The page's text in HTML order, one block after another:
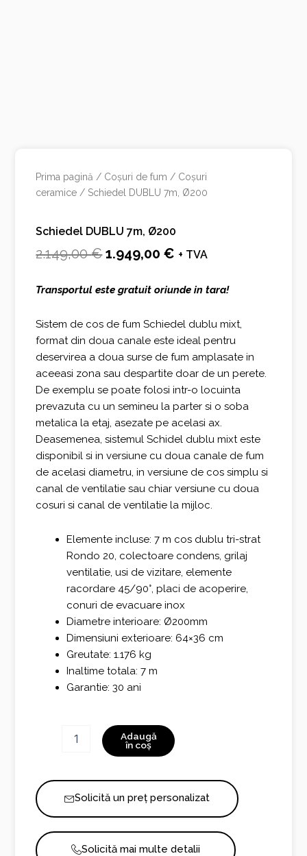
Prima pagină / Coșuri de fum / Coșuri
ceramice / Schiedel DUBLU 7m, Ø200
Schiedel DUBLU 7m, Ø200
2.149,00€Prețul
a
fost:
2.149,00 €.
1.949,00€ Prețul
este:
1.949,00 €.
+ TVA
Transportul este gratuit oriunde in tara!
Sistem de cos de fum Schiedel dublu mixt,
format din doua canale este ideal pentru
deservirea a doua surse de fum amplasate in
aceeasi zona sau despartite doar de un perete.
De exemplu se poate folosi intr-o locuinta
prevazuta cu un semineu la parter si o soba
metalica la etaj, asezate pe acelasi ax.
Deasemenea, sistemul Schidel dublu mixt este
disponibil si in versiune cu doua canale de fum
de acelasi diametru, in versiune de cos simplu si
canal de ventilatie sau chiar versiune cu doua
cosuri si canal de ventilatie la mijloc.
Elemente incluse: 7 m cos dublu tri-strat
Rondo 20, colectoare condens, grilaj
ventilatie, usi de vizitare, elemente
racordare 45/90°, placi de acoperire,
conuri de evacuare inox
Diametre interioare: Ø200mm
Dimensiuni exterioare: 64×36 cm
Greutate: 1.176 kg
Inaltime totala: 7 m
Garantie: 30 ani
Ø200
Adaugă
în coș
Solicită un preț personalizat
Solicită mai multe detalii